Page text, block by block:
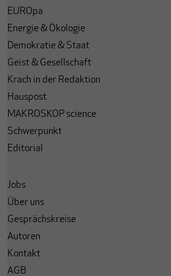
EUROpa
Energie & Ökologie
Demokratie & Staat
Geist & Gesellschaft
Krach in der Redaktion
Hauspost
MAKROSKOP science
Schwerpunkt
Editorial
Jobs
Über uns
Gesprächskreise
Autoren
Kontakt
AGB